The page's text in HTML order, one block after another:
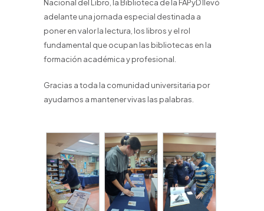
Nacional del Libro, la Biblioteca de la FAPyD llevó
adelante una jornada especial destinada a
poner en valor la lectura, los libros y el rol
fundamental que ocupan las bibliotecas en la
formación académica y profesional.
Gracias a toda la comunidad universitaria por
ayudarnos a mantener vivas las palabras.